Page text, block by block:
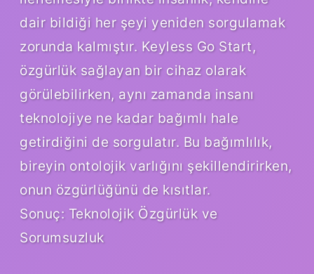
dair bildiği her şeyi yeniden sorgulamak
zorunda kalmıştır. Keyless Go Start,
özgürlük sağlayan bir cihaz olarak
görülebilirken, aynı zamanda insanı
teknolojiye ne kadar bağımlı hale
getirdiğini de sorgulatır. Bu bağımlılık,
bireyin ontolojik varlığını şekillendirirken,
onun özgürlüğünü de kısıtlar.
Sonuç: Teknolojik Özgürlük ve
Sorumsuzluk